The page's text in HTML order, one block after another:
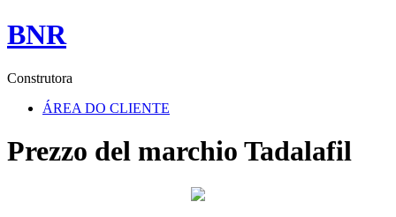
BNR
Construtora
ÁREA DO CLIENTE
Prezzo del marchio Tadalafil